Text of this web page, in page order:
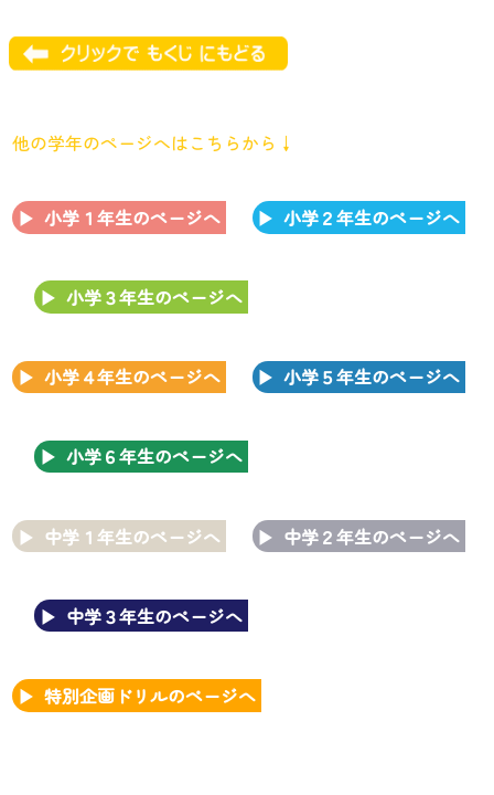
他の学年のページへはこちらから↓
小学１年生のページへ 小学２年生のページへ
小学３年生のページへ
小学４年生のページへ 小学５年生のページへ
小学６年生のページへ
中学１年生のページへ 中学２年生のページへ
中学３年生のページへ
特別企画ドリルのページへ